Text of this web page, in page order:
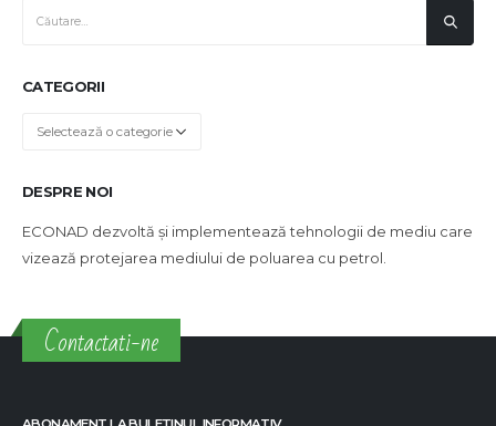
ECONAD dezvoltă și implementează tehnologii de mediu care
Contactati-ne